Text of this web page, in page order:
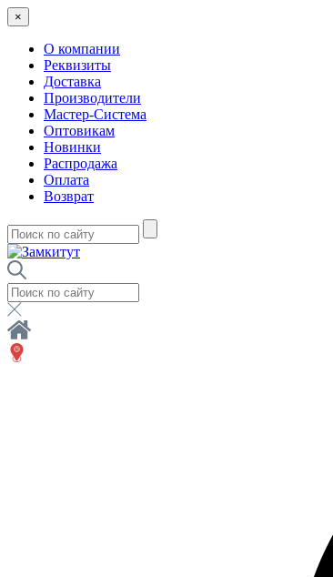
×
О компании
Реквизиты
Доставка
Производители
Мастер-Система
Оптовикам
Новинки
Распродажа
Оплата
Возврат